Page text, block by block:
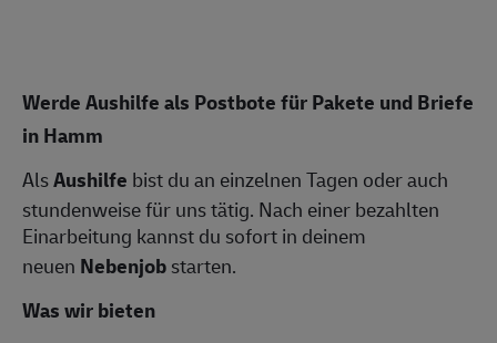
Werde Aushilfe als Postbote für Pakete und Briefe
in Hamm
AlsAushilfe bist du an einzelnen Tagen oder auch
stundenweise für uns tätig. Nach einer bezahlten
Einarbeitung kannst du sofort in deinem
neuen Nebenjobstarten.
Was wir bieten